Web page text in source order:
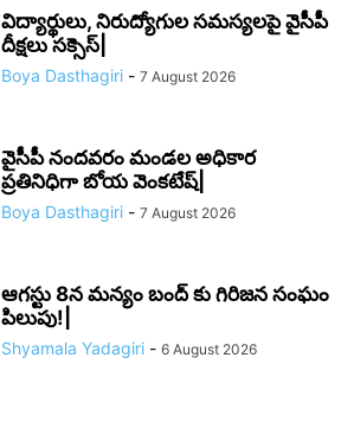
విద్యార్థులు, నిరుద్యోగుల సమస్యలపై వైసీపీ
దీక్షలు సక్సెస్|
Boya Dasthagiri - 7 August 2026
వైసీపీ నందవరం మండల అధికార
ప్రతినిధిగా బోయ వెంకటేష్|
Boya Dasthagiri - 7 August 2026
ఆగస్టు 8న మన్యం బంద్ కు గిరిజన సంఘం
పిలుపు!|
Shyamala Yadagiri - 6 August 2026